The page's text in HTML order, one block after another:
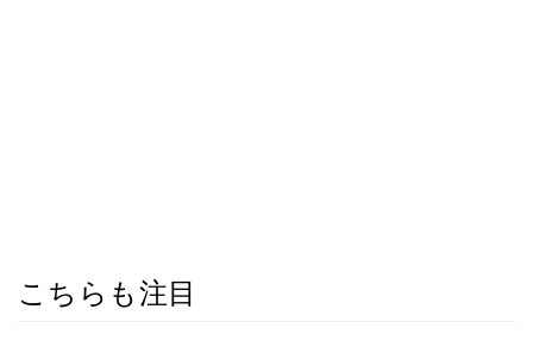
こちらも注目